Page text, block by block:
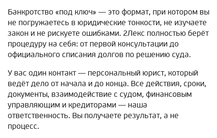
Банкротство «под ключ» — это формат, при котором вы
не погружаетесь в юридические тонкости, не изучаете
закон и не рискуете ошибками. 2Лекс полностью берёт
процедуру на себя: от первой консультации до
официального списания долгов по решению суда.
У вас один контакт — персональный юрист, который
ведёт дело от начала и до конца. Все действия, сроки,
документы, взаимодействие с судом, финансовым
управляющим и кредиторами — наша
ответственность. Вы получаете результат, а не
процесс.